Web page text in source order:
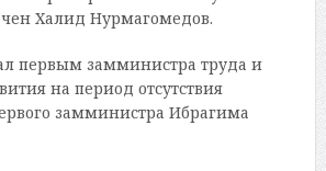
Халид Нурмагомедов.
первым замминистра труда и
на период отсутствия
замминистра Ибрагима